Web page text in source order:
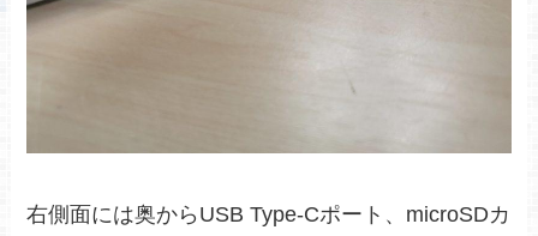
右側面には奥からUSB Type-Cポート、microSDカ